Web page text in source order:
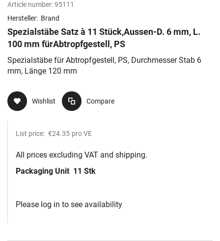
Article number:95111
Hersteller: Brand
Spezialstäbe Satz à 11 Stück,Aussen-D. 6 mm, L.
100 mm fürAbtropfgestell, PS
Spezialstäbe für Abtropfgestell, PS, Durchmesser Stab 6
mm, Länge 120 mm
Wishlist Compare
List price: €24.35 pro VE
All prices excluding VAT and shipping.
Packaging Unit 11 Stk
Please log in to see availability